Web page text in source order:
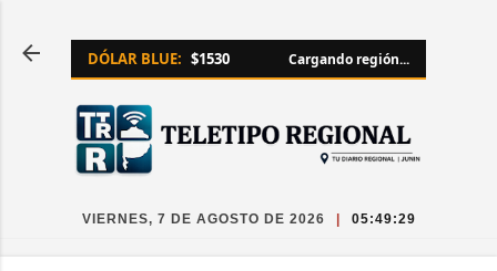
DÓLAR BLUE: $1530 Cargando región...
VIERNES, 7 DE AGOSTO DE 2026 05:49:30